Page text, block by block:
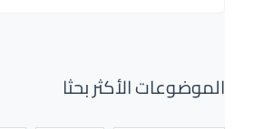
الموضوعات الأكثر بحثا